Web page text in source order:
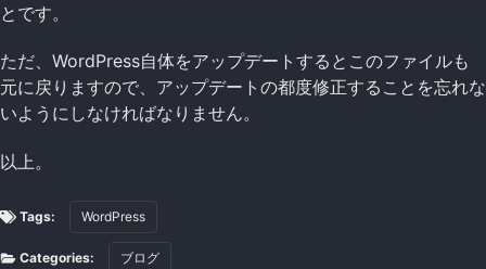
とです。
ただ、WordPress自体をアップデートするとこのファイルも
元に戻りますので、アップデートの都度修正することを忘れな
いようにしなければなりません。
以上。
Tags: WordPress
Categories: ブログ